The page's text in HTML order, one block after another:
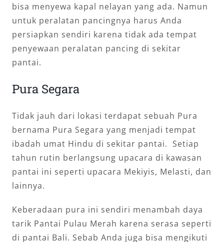
bisa menyewa kapal nelayan yang ada. Namun
untuk peralatan pancingnya harus Anda
persiapkan sendiri karena tidak ada tempat
penyewaan peralatan pancing di sekitar
pantai.
Pura Segara
Tidak jauh dari lokasi terdapat sebuah Pura
bernama Pura Segara yang menjadi tempat
ibadah umat Hindu di sekitar pantai. Setiap
tahun rutin berlangsung upacara di kawasan
pantai ini seperti upacara Mekiyis, Melasti, dan
lainnya.
Keberadaan pura ini sendiri menambah daya
tarik Pantai Pulau Merah karena serasa seperti
di pantai Bali. Sebab Anda juga bisa mengikuti